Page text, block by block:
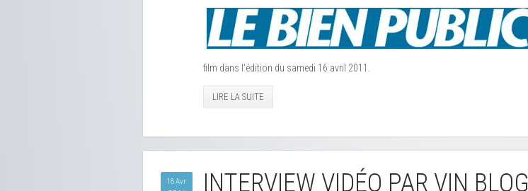
film dans l'édition du samedi 16 avril 2011.
LIRE LA SUITE
18 Avr INTERVIEW VIDÉO PAR VIN BLOG